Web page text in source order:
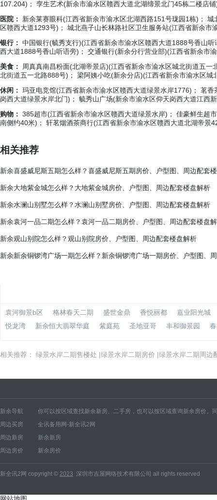
107.204)； 孪生艺术(新余市渝水区赣西大道北湖缔景北门45栋二楼店
医院：
新余莱赛眼科(江西省新余市渝水区北湖西路151号珑园1栋)；
区赣西大道1293号)； 城北燕子山长林路社区卫生服务站(江西省新余市
银行： 中国银行(毓秀支行)(江西省新余市渝水区赣西大道1888号香山
西大道1888号香山听语旁)； 交通银行(新余分行营业部)(江西省新余市
美食：
周真真南昌粉面(北湖帝景店)(江西省新余市渝水区城北街道五
北街道五一北路888号)； 梁阿姨小吃(新余分店)(江西省新余市渝水区城
休闲： 玛亚电竞馆(江西省新余市渝水区赣西大道绿景水岸1776)； 茗
岗西大道绿景水岸北门)； 毓秀山广场(新余市渝水区仰天岗西大道江西
购物： 385超市(江西省新余市渝水区赣西大道绿景水岸)； 佳豪鲜生超
南侧约40米)； 轩茗烟酒茶商行(江西省新余市渝水区赣西大道北湖帝景
相关推荐
新余喜盛威尼斯五期怎么样？喜盛威尼斯五期房价、户型图、周边配套
新余大地紫金城怎么样？大地紫金城房价、户型图、周边配套楼盘解析
新余水澜山别墅怎么样？水澜山别墅房价、户型图、周边配套楼盘解析
新余袁河一品二期怎么样？袁河一品二期房价、户型图、周边配套楼盘
新余观山别院怎么样？观山别院房价、户型图、周边配套楼盘解析
新余新余铜锣湾广场一期怎么样？新余铜锣湾广场一期房价、户型图、
袁河御景b区 格林春天二期 盛世金鼎 香悦丽都
嘉业阳光城
悦龙湾
新余恒大翡翠华庭 紫庭苑 圣地亚哥 丰和御景园
相关推荐： 绿景水岸二期售楼处 |绿景水岸二期房价 |绿景水岸二期周边
新余导航 你可以按区域查找新余新房、二手房，也可以按区域查询新余房价。
新余新房 仙女湖风景名胜区新房
新余房价 仙女湖风景名胜区房价
周边买房
全讯备用网-新全讯2网
周边新房
新余新房
周边房价
新余房价
新全讯2网 copyright © 2023 深圳市吉屋网络技术有限公司 all rights reserved